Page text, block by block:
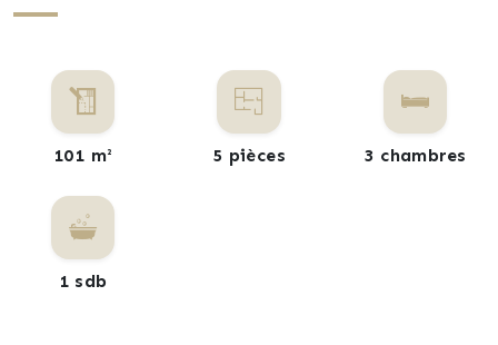
101 m² 5 pièces 3 chambres
1 sdb